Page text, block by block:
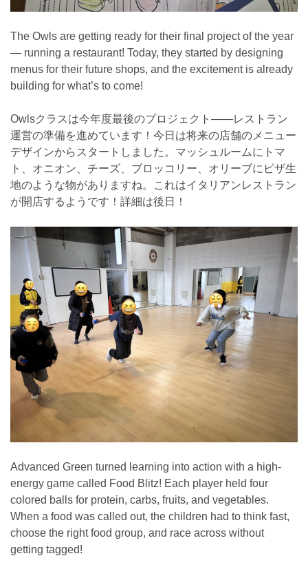
The Owls are getting ready for their final project of the year
— running a restaurant! Today, they started by designing
menus for their future shops, and the excitement is already
building for what’s to come!
Owlsクラスは今年度最後のプロジェクト——レストラン
運営の準備を進めています！今日は将来の店舗のメニュー
デザインからスタートしました。マッシュルームにトマ
ト、オニオン、チーズ、ブロッコリー、オリーブにピザ生
地のような物がありますね。これはイタリアンレストラン
が開店するようです！詳細は後日！
Advanced Green turned learning into action with a high-
energy game called Food Blitz! Each player held four
colored balls for protein, carbs, fruits, and vegetables.
When a food was called out, the children had to think fast,
choose the right food group, and race across without
getting tagged!